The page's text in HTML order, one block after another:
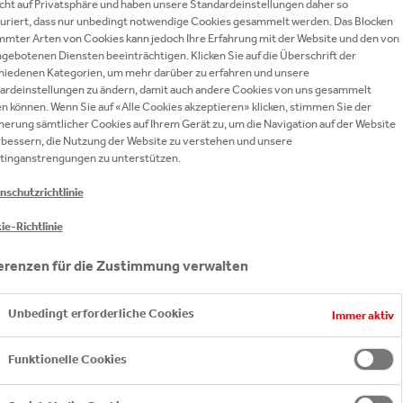
VON ECOACT
VON 83,3% DEN 4. PLATZ IM
DER FTSE 100 UNTERNEHMEN AUS DER
NUMMER EINS. MIT ERNEUERBARER
LEISTET DIE ÖSTERREICHISCHE
ZU DEN AMBITIONIERTEN
auf Privatsphäre und haben unsere Standardeinstellungen daher so
dass nur unbedingt notwendige Cookies gesammelt werden. Das Blocken
Arten von Cookies kann jedoch Ihre Erfahrung mit der Website und den von
Diensten beeinträchtigen. Klicken Sie auf die Überschrift der
Kategorien, um mehr darüber zu erfahren und unsere
zu ändern, damit auch andere Cookies von uns gesammelt
können. Wenn Sie auf «Alle Cookies akzeptieren» klicken, stimmen Sie der
sämtlicher Cookies auf Ihrem Gerät zu, um die Navigation auf der Website
die Nutzung der Website zu verstehen und unsere
zu unterstützen.
Richtlinie
für die Zustimmung verwalten
Unbedingt erforderliche Cookies Immer aktiv
Funktionelle Cookies